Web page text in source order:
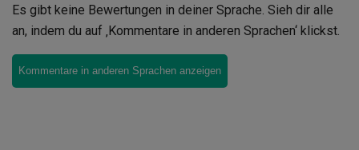
Es gibt keine Bewertungen in deiner Sprache. Sieh dir alle
an, indem du auf ‚Kommentare in anderen Sprachen‘ klickst.
Kommentare in anderen Sprachen anzeigen